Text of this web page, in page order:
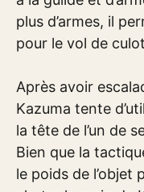
plus d’armes, il
pour le vol de
Après avoir
Kazuma tente
la tête de l’un de
Bien que la
le poids de l’objet